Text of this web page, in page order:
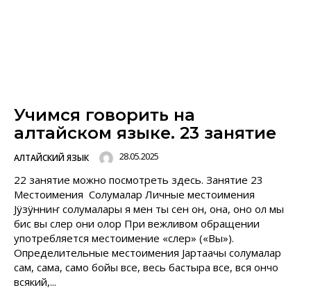
Учимся говорить на
алтайском языке. 23 занятие
АЛТАЙСКИЙ ЯЗЫК 28.05.2025
22 занятие можно посмотреть здесь. Занятие 23
Местоимения Солумалар Личные местоимения
Jÿзÿнниҥ солумалары я мен ты сен он, она, оно ол мы
бис вы слер они олор При вежливом обращении
употребляется местоимение «слер» («Вы»).
Определительные местоимения Jартаачы солумалар
сам, сама, само бойы все, весь бастыра все, вся ончо
всякий,...